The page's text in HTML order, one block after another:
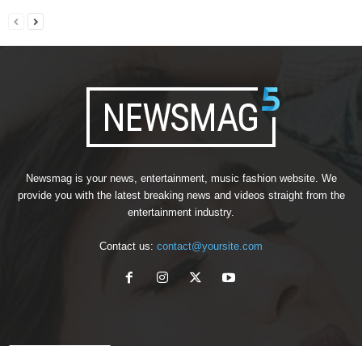
Newsmag is your news, entertainment, music fashion website. We
provide you with the latest breaking news and videos straight from the
entertainment industry.
Contact us: contact@yoursite.com